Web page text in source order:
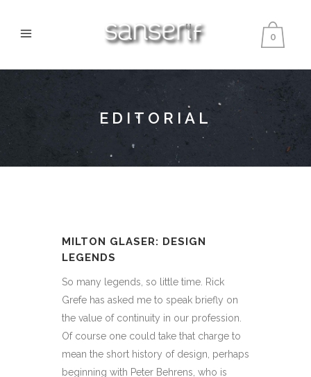
0
EDITORIAL
MILTON GLASER: DESIGN
LEGENDS
So many legends, so little time. Rick
Grefe has asked me to speak briefly on
the value of continuity in our profession.
Of course one could take that charge to
mean the short history of design, perhaps
beginning with Peter Behrens, who is